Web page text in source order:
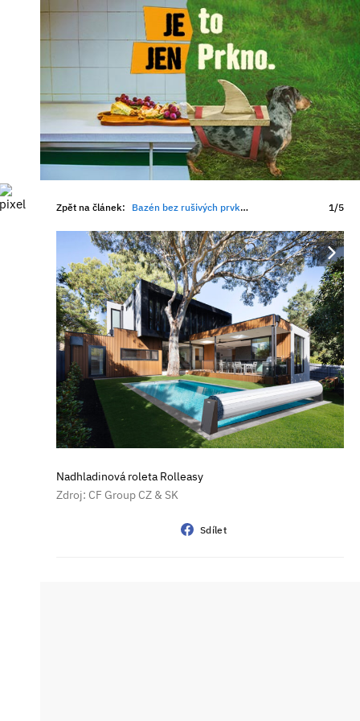
Zpět na článek: Bazén bez rušivých prvků: Jak dnes architekti řeší zakrytí hladiny 1/5
Nadhladinová roleta Rolleasy
Zdroj: CF Group CZ & SK
Sdílet